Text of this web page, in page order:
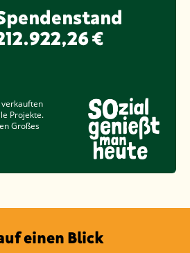
€
Projekte.
Großes
einen Blick